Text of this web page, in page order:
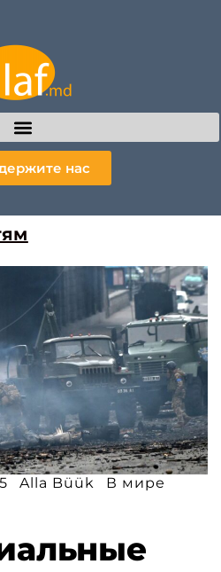
нас
Alla Büük В мире